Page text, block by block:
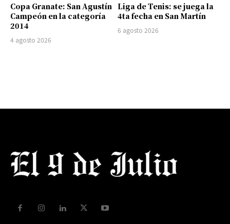
Copa Granate: San Agustín
Campeón en la categoría
2014
4 agosto 2026
Liga de Tenis: se juega la
4ta fecha en San Martín
6 agosto 2026